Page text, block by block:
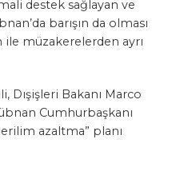
destek sağlayan ve
barışın da olması
ile müzakerelerden ayrı
Dışişleri Bakanı Marco
Cumhurbaşkanı
azaltma” planı